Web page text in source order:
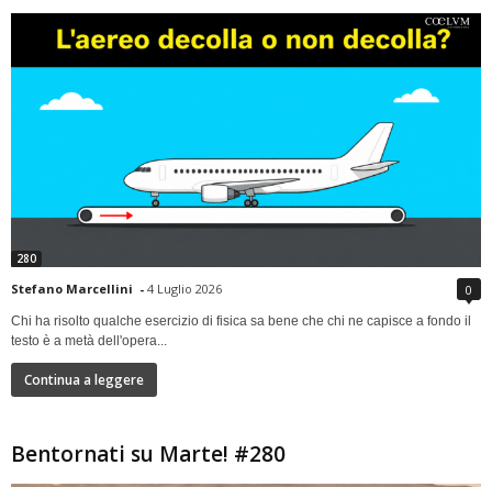
280
Stefano Marcellini - 4 Luglio 2026 0
Chi ha risolto qualche esercizio di fisica sa bene che chi ne capisce a fondo il
testo è a metà dell'opera...
Continua a leggere
Bentornati su Marte! #280